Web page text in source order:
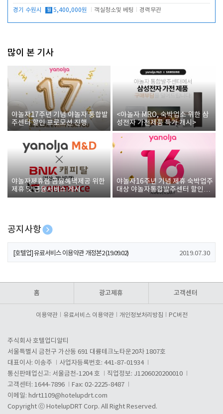
경기 수원시 월 5,400,000원 객실청소및 베팅 경력무관
많이 본 기사
야놀자17주년 기념 야놀자 통합발
주센터 할인 프로모션 진행
<야놀자 MRO, 숙박업소 위한 삼
성전자 가전제품 특가 개시>
야놀자제휴점 금융혜택제공 위한
제휴 및 금융서비스 게시
야놀자16주년 기념 제휴 숙박업주
대상 야놀자통합발주센터 할인쿠
폰 증정
공지사항
[호텔업] 개인정보 처리방침 개정본1 (19.09.02)
[호텔업] 유료서비스 이용약관 개정본2 (19.09.02) 2019.07.30
홈 광고제휴 고객센터
이용약관 유료서비스 이용약관 개인정보처리방침 PC버전
주식회사 호텔업디알티
서울특별시 금천구 가산동 691 대륭테크노타운20차 1807호
대표이사: 이송주
사업자등록번호: 441-87-01934
통신판매업신고: 서울금천-1204 호
직업정보: J1206020200010
고객센터: 1644-7896
Fax: 02-2225-8487
이메일: hdrt1109@hotelupdrt.com
Copyright ⓒ HotelupDRT Corp. All Right Reserved.